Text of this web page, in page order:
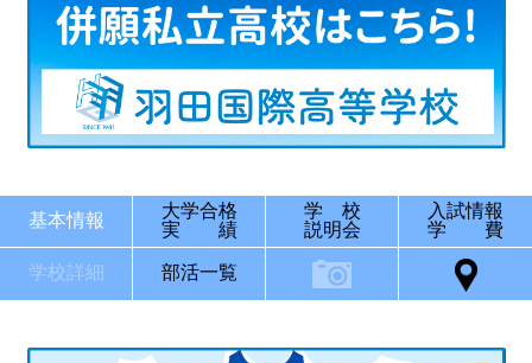
基本情報
大学合格
実 績
学 校
説明会
入試情報
学 費
学校詳細 部活一覧